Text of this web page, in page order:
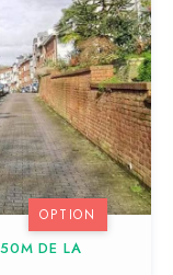
DE LA
OPTION